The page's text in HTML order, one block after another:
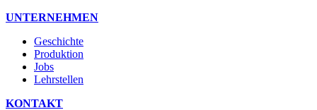
UNTERNEHMEN
Geschichte
Produktion
Jobs
Lehrstellen
KONTAKT